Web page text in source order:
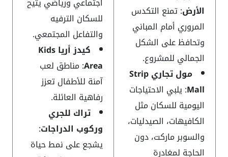
الأرض: تمنع التكدس
المروري أمام المباني
وتحافظ على الشكل
الجمالي للمشروع.
مول تجاري Strip
Mall: يلبي الاحتياجات
اليومية للسكان مثل
الكافيهات، الصيدليات،
والسوبر ماركت، دون
الحاجة لمغادرة
للسكان الترفيه
والتفاعل المجتمعي.
كيدز أريا Kids
Area: مناطق لعب
آمنة للأطفال تعزز
رفاهية العائلة.
تراك للجري
وركوب الدراجات:
يشجع على نمط حياة